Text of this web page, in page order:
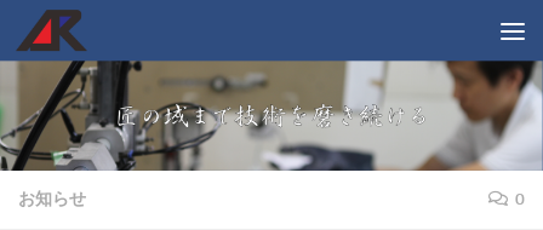
コンテンツへスキップ
お知らせ 0